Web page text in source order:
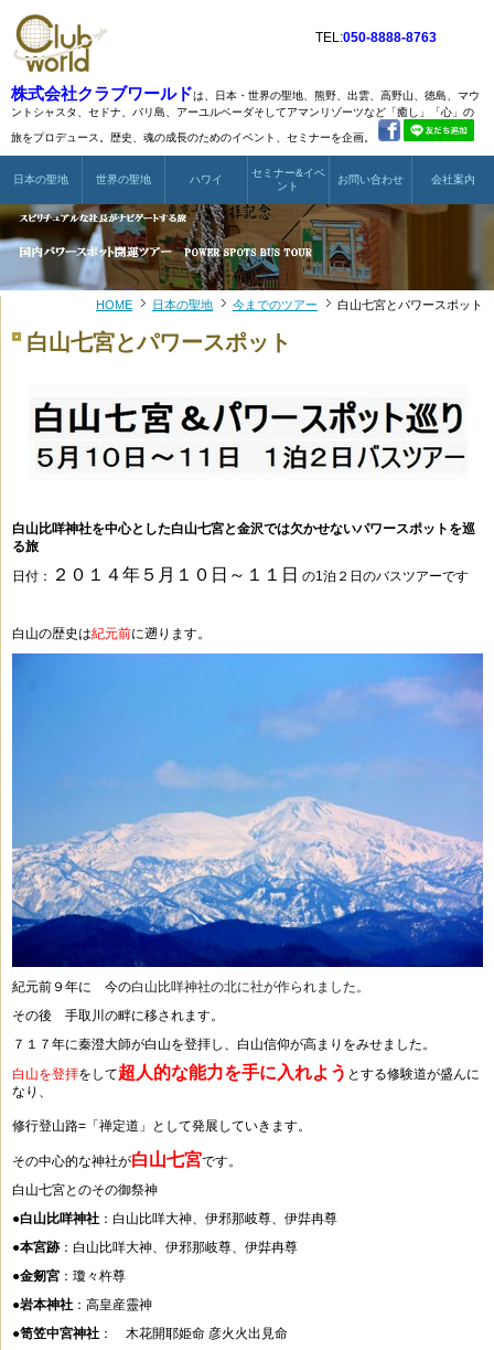
株式会社クラブワールドは、日本・世界の聖地、熊野、出雲、高野山、徳島、マウ
ントシャスタ、 セドナ、バリ島、アーユルベーダそしてアマンリゾーツなど 「癒し」「心」の
旅をプロデュース。歴史、魂の成長のためのイベント、セミナーを企画。
TEL:050-8888-8763
日本の聖地 世界の聖地 ハワイ
セミナー&イベ
ント
お問い合わせ 会社案内
HOME 日本の聖地 今までのツアー 白山七宮とパワースポット
白山七宮とパワースポット
白山比咩神社を中心とした白山七宮と金沢では欠かせないパワースポットを巡
る旅
日付：
２０１４年５月１０日～１１日 の1泊２日のバスツアーです
白山の歴史は紀元前に遡ります。
紀元前９年に 今の白山比咩神社の北に社が作られました。
その後 手取川の畔に移されます。
７１７年に秦澄大師が白山を登拝し、白山信仰が高まりをみせました。
白山を登拝をして超人的な能力を手に入れよう とする修験道が盛んに
なり、
修行登山路=「禅定道」として発展していきます。
その中心的な神社が白山七宮です。
白山七宮とのその御祭神
●白山比咩神社 ：白山比咩大神、伊邪那岐尊、伊弉冉尊
●本宮跡 ：白山比咩大神、伊邪那岐尊、伊弉冉尊
●金剱宮 ：瓊々杵尊
●岩本神社 ：高皇産靈神
●笥笠中宮神社 ： 木花開耶姫命 彦火火出見命